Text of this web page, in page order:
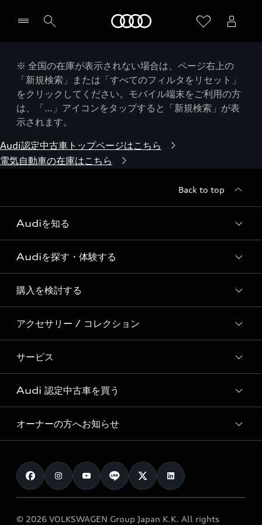
※ 全国の在庫が表示されない場合は、ページ右上の
「新規検索」または「すべてのフィルタをリセット」
をクリックしてください。モバイル端末をご利用の方
は、「…」アイコンをタップすると「新規検索」が表
示されます。
Audi認定中古車トップページはこちら
電気自動車の在庫はこちら
Back to top
Audiを知る
Audi ブランド
Story of Progress
Audi Sport
Formula 1®
デジタルサービス
Audiを探す・体験する
ディーラー検索
新車在庫検索
試乗車・展示車検索
見積り依頼
試乗予約
購入を検討する
モデル一覧
特別仕様モデル / 限定モデル
e-tronラインアップ
価格シミュレーション
車両比較
カタログ一覧
アクセサリー / コレクション
純正アクセサリー
オンラインショップ
Audi collection
アウディナビアプリ
サービス
サービス入庫予約
サービスプログラム
メンテナンス
車検 / 定期点検
e-tronアフターサポート
Audi 認定中古車を買う
Audi認定中古車
クオリティ
保証
メンテナンス
オーナーの方へお知らせ
お知らせ
オーナー様向けキャンペーン
© 2026 VOLKSWAGEN Group Japan K.K. All rights